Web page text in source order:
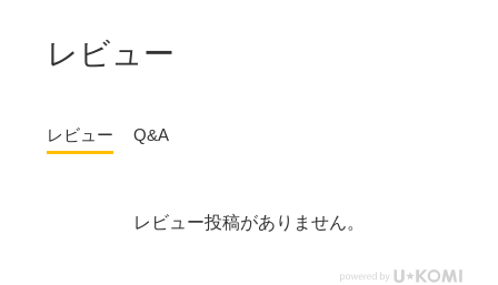
レビュー
レビュー Q&A
レビュー投稿がありません。